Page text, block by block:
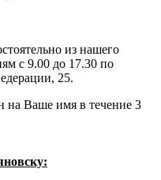
из нашего
с 9.00 до 17.30 по
25.
на Ваше имя в течение 3